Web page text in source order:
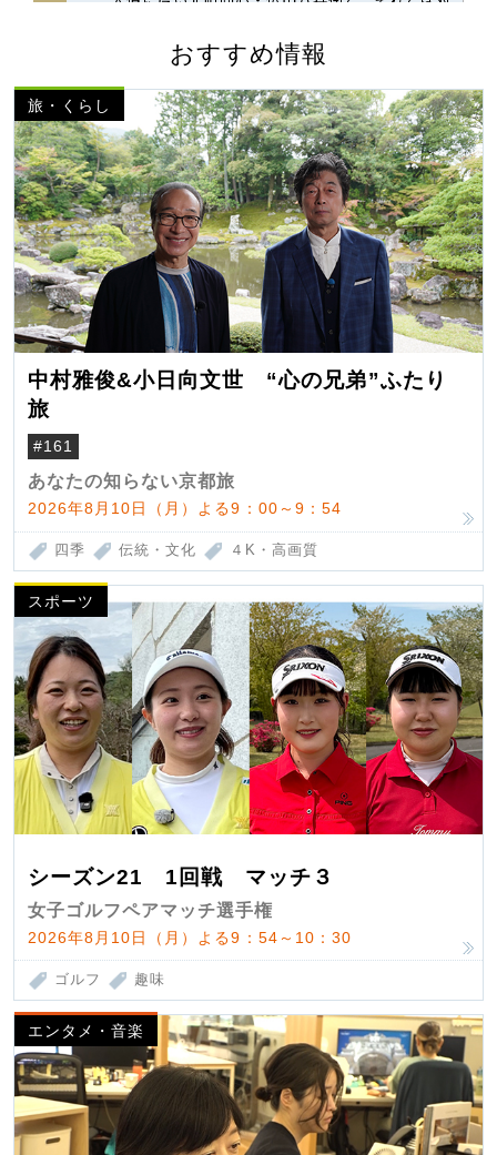
おすすめ情報
旅・くらし
中村雅俊&小日向文世 “心の兄弟”ふたり
旅
#161
あなたの知らない京都旅
2026年8月10日（月）よる9：00～9：54
四季 伝統・文化 ４K・高画質
スポーツ
シーズン21 1回戦 マッチ３
女子ゴルフペアマッチ選手権
2026年8月10日（月）よる9：54～10：30
ゴルフ 趣味
エンタメ・音楽